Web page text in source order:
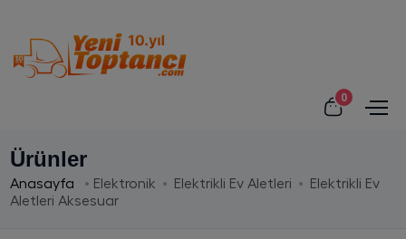
0
Ürünler
Anasayfa Elektronik Elektrikli Ev Aletleri
Elektrikli Ev
Aletleri Aksesuar